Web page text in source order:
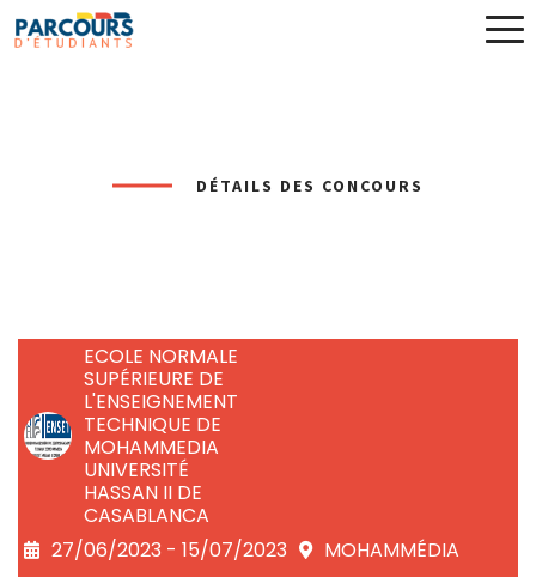
DÉTAILS DES CONCOURS
ECOLE NORMALE
SUPÉRIEURE DE
L'ENSEIGNEMENT
TECHNIQUE DE
MOHAMMEDIA
UNIVERSITÉ
HASSAN II DE
CASABLANCA
27/06/2023 - 15/07/2023
MOHAMMÉDIA